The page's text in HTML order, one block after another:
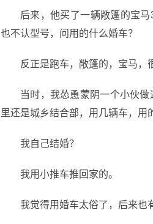
后来，他买了一辆敞篷的宝
也不认型号，问用的什么婚车？
反正是跑车，敞篷的，宝马，
当时，我怂恿蒙阴一个小伙
里还是城乡结合部，用几辆车，用
我自己结婚？
我用小推车推回家的。
我觉得用婚车太俗了，后来